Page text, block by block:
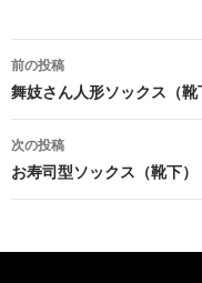
投稿ナビゲー
前の投稿
舞妓さん人形ソックス（靴
次の投稿
お寿司型ソックス（靴下）